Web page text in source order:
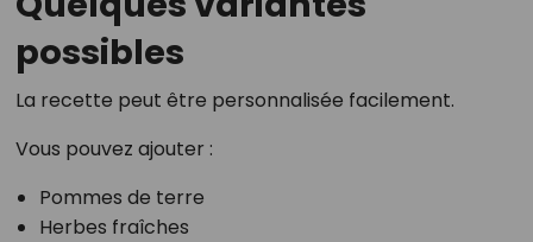
possibles
La recette peut être personnalisée facilement.
Vous pouvez ajouter :
Pommes de terre
Herbes fraîches